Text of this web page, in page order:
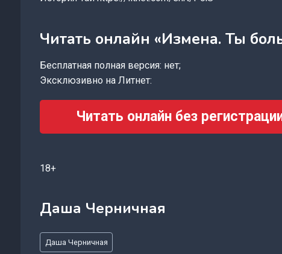
Читать онлайн «Измена. Ты
Бесплатная полная версия: нет;
Эксклюзивно на Литнет:
Читать онлайн без
18+
Даша Черничная
Метки
записи:
Даша Черничная